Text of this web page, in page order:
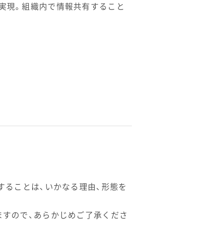
現。組織内で情報共有すること
ことは、いかなる理由、形態を
ので、あらかじめご了承くださ